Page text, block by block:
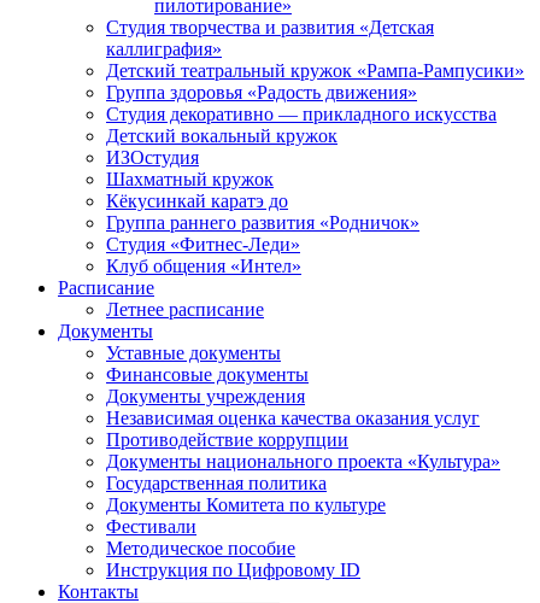
пилотирование»
Студия творчества и развития «Детская
каллиграфия»
Детский театральный кружок «Рампа-Рампусики»
Группа здоровья «Радость движения»
Студия декоративно — прикладного искусства
Детский вокальный кружок
ИЗОстудия
Шахматный кружок
Кёкусинкай каратэ до
Группа раннего развития «Родничок»
Cтудия «Фитнес-Леди»
Клуб общения «Интел»
Расписание
Летнее расписание
Документы
Уставные документы
Финансовые документы
Документы учреждения
Независимая оценка качества оказания услуг
Противодействие коррупции
Документы национального проекта «Культура»
Государственная политика
Документы Комитета по культуре
Фестивали
Методическое пособие
Инструкция по Цифровому ID
Контакты